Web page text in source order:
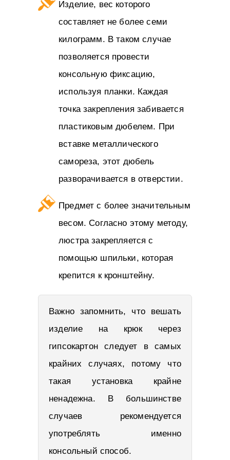
Изделие, вес которого
составляет не более семи
килограмм. В таком случае
позволяется провести
консольную фиксацию,
используя планки. Каждая
точка закрепления забивается
пластиковым дюбелем. При
вставке металлического
самореза, этот дюбель
разворачивается в отверстии.
Предмет с более значительным
весом. Согласно этому методу,
люстра закрепляется с
помощью шпильки, которая
крепится к кронштейну.
Важно запомнить, что вешать
изделие на крюк через
гипсокартон следует в самых
крайних случаях, потому что
такая установка крайне
ненадежна. В большинстве
случаев рекомендуется
употреблять именно
консольный способ.